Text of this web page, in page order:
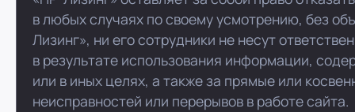
в любых случаях по своему усмотрению, без
Лизинг», ни его сотрудники не несут
в результате использования информации,
или в иных целях, а также за прямые или
неисправностей или перерывов в работе сайта.